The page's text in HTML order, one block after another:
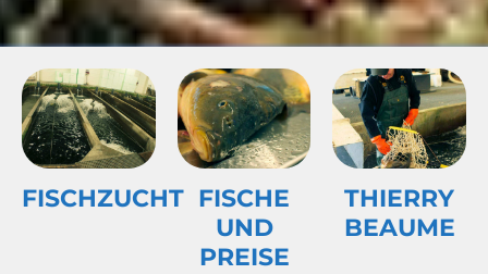
FISCHZUCHT FISCHE
UND
PREISE
THIERRY
BEAUME